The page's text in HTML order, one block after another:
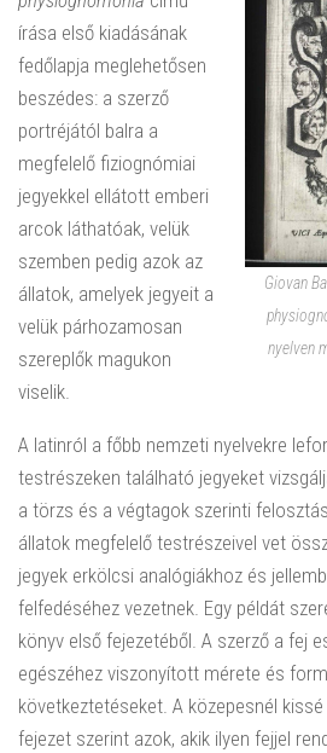
Giovan
nyelven
írása első kiadásának
fedőlapja meglehetősen
beszédes: a szerző
portréjától balra a
megfelelő fiziognómiai
jegyekkel ellátott emberi
arcok láthatóak, velük
szemben pedig azok az
állatok, amelyek jegyeit a
velük párhozamosan
szereplők magukon
viselik.
A latinról a főbb nemzeti nyelvekre
testrészeken található jegyeket
a törzs és a végtagok szerinti
állatok megfelelő testrészeivel vet
jegyek erkölcsi analógiákhoz és
felfedéséhez vezetnek. Egy példát
könyv első fejezetéből. A szerző a fej
egészéhez viszonyított mérete és
következtetéseket. A közepesnél
fejezet szerint azok, akik ilyen fejjel